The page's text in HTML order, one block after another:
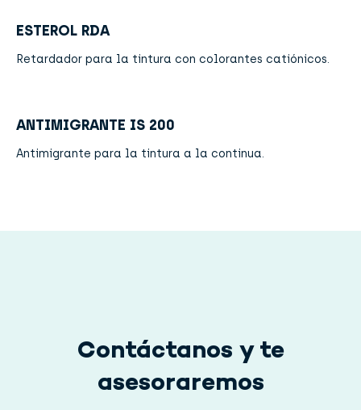
ESTEROL RDA
Retardador para la tintura con colorantes catiónicos.
ANTIMIGRANTE IS 200
Antimigrante para la tintura a la continua.
Contáctanos y te
asesoraremos